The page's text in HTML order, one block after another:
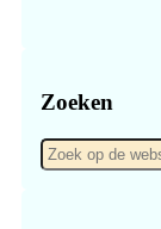
Zoeken
Zoek
op